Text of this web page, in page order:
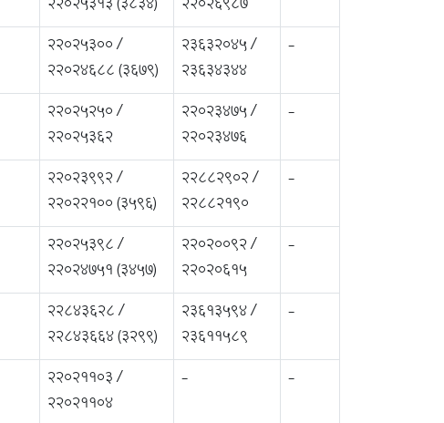
22025300 /
22024688 (3679)
23632045 /
23634344
-
22025250 /
22025362
22023475 /
22023476
-
22023992 /
22022100 (3596)
22882902 /
22882190
-
22025398 /
22024751 (3457)
22020092 /
22020615
-
22843628 /
22843664 (3299)
23613594 /
23611589
-
22021103 /
22021104
- -